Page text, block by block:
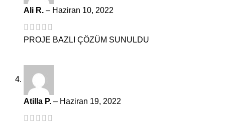
Ali R. – Haziran 10, 2022
PROJE BAZLI ÇÖZÜM SUNULDU
Atilla P. – Haziran 19, 2022